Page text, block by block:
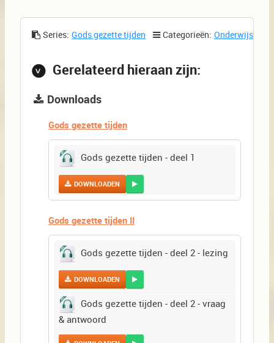
Series: Gods gezette tijden Categorieën: Onderwijs
Gerelateerd hieraan zijn:
Downloads
Gods gezette tijden
Gods gezette tijden - deel 1
DOWNLOADEN
Gods gezette tijden II
Gods gezette tijden - deel 2 - lezing
DOWNLOADEN
Gods gezette tijden - deel 2 - vraag
& antwoord